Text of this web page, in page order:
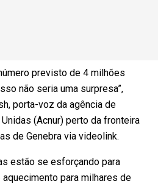
previsto de 4 milhões
não seria uma surpresa”,
porta-voz da agência de
(Acnur) perto da fronteira
de Genebra via videolink.
estão se esforçando para
para milhares de